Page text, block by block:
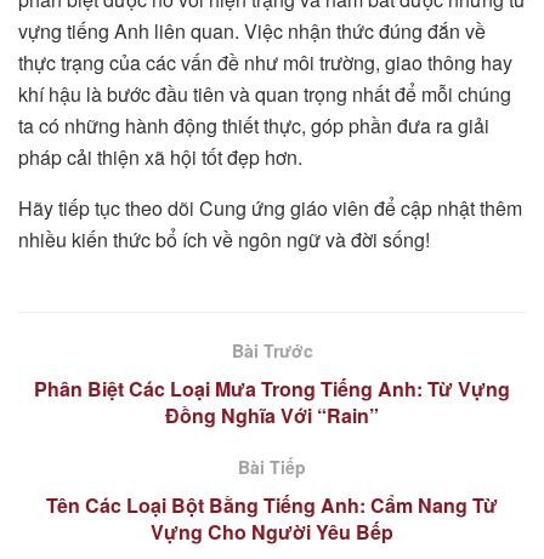
vựng tiếng Anh liên quan. Việc nhận thức đúng đắn về
thực trạng của các vấn đề như môi trường, giao thông hay
khí hậu là bước đầu tiên và quan trọng nhất để mỗi chúng
ta có những hành động thiết thực, góp phần đưa ra giải
pháp cải thiện xã hội tốt đẹp hơn.
Hãy tiếp tục theo dõi Cung ứng giáo viên để cập nhật thêm
nhiều kiến thức bổ ích về ngôn ngữ và đời sống!
Bài Trước
Phân Biệt Các Loại Mưa Trong Tiếng Anh: Từ Vựng
Đồng Nghĩa Với “Rain”
Bài Tiếp
Tên Các Loại Bột Bằng Tiếng Anh: Cẩm Nang Từ
Vựng Cho Người Yêu Bếp